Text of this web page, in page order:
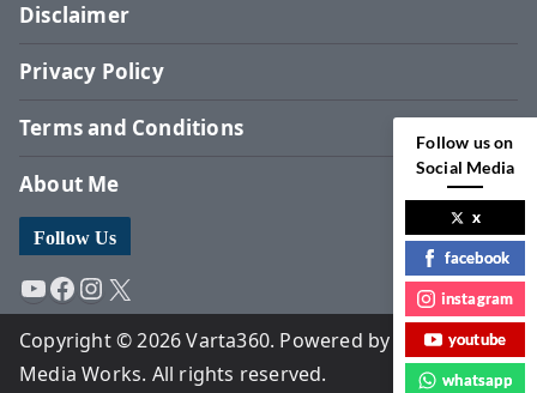
Disclaimer
Privacy Policy
Terms and Conditions
About Me
Follow Us
YouTube
Facebook
Instagram
X
Copyright © 2026 Varta360. Powered by Surbhi
Media Works. All rights reserved.
Follow us on
Social Media
x
facebook
instagram
youtube
whatsapp